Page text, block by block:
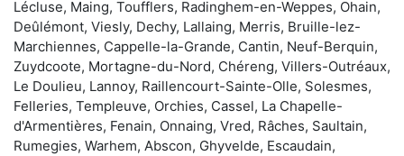
Lécluse, Maing, Toufflers, Radinghem-en-Weppes, Ohain,
Deûlémont, Viesly, Dechy, Lallaing, Merris, Bruille-lez-
Marchiennes, Cappelle-la-Grande, Cantin, Neuf-Berquin,
Zuydcoote, Mortagne-du-Nord, Chéreng, Villers-Outréaux,
Le Doulieu, Lannoy, Raillencourt-Sainte-Olle, Solesmes,
Felleries, Templeuve, Orchies, Cassel, La Chapelle-
d'Armentières, Fenain, Onnaing, Vred, Râches, Saultain,
Rumegies, Warhem, Abscon, Ghyvelde, Escaudain,